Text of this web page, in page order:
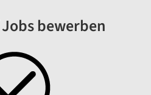
bewerben